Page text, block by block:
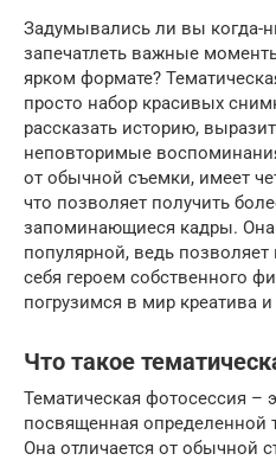
Задумывались ли вы когда-
запечатлеть важные
ярком формате?
просто набор красивых
рассказать историю,
неповторимые
от обычной съемки, имеет
что позволяет получить
запоминающиеся кадры. Она
популярной, ведь
себя героем собственного
погрузимся в мир креатива
Что такое
Тематическая фотосессия –
посвященная определенной
Она отличается от обычной